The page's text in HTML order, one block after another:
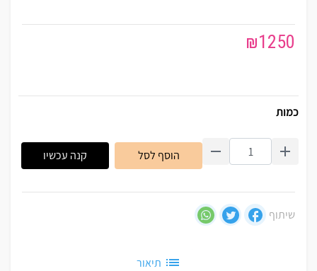
₪1250
כמות
הוסף לסל קנה עכשיו
שיתוף
תיאור